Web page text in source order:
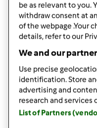
pt., 06/21/2013 - 20:14
Grażynko tak jak pisze
Zaloguj
be as relevant to you.
withdraw consent at
of the webpage .Your
details, refer to our
We and our
Use precise
identification. Store
advertising and
research and services
List of Partners